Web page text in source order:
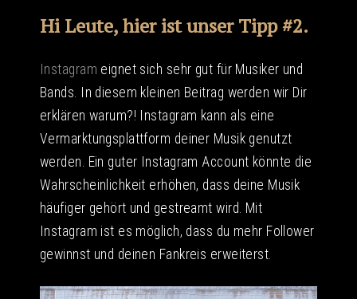
Hi Leute, hier ist unser Tipp #2.
Instagram eignet sich sehr gut für Musiker und
Bands. In diesem kleinen Beitrag werden wir Dir
erklären warum?! Instagram kann als eine
Vermarktungsplattform deiner Musik genutzt
werden. Ein guter Instagram Account könnte die
Wahrscheinlichkeit erhöhen, dass deine Musik
häufiger gehört und gestreamt wird. Mit
Instagram ist es möglich, dass du mehr Follower
gewinnst und deinen Fankreis erweiterst.